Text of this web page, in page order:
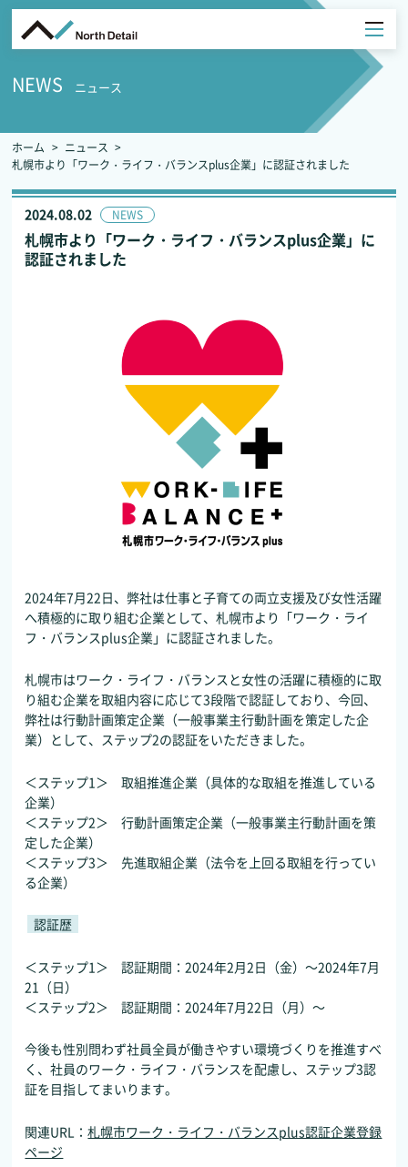
NEWS ニュース
ホーム
ニュース
札幌市より「ワーク・ライフ・バランスplus企業」に認証されました
2024.08.02 NEWS
札幌市より「ワーク・ライフ・バランスplus企業」に
認証されました
2024年7月22日、弊社は仕事と子育ての両立支援及び女性活躍
へ積極的に取り組む企業として、札幌市より「ワーク・ライ
フ・バランスplus企業」に認証されました。
札幌市はワーク・ライフ・バランスと女性の活躍に積極的に取
り組む企業を取組内容に応じて3段階で認証しており、今回、
弊社は行動計画策定企業（一般事業主行動計画を策定した企
業）として、ステップ2の認証をいただきました。
＜ステップ1＞ 取組推進企業（具体的な取組を推進している
企業）
＜ステップ2＞ 行動計画策定企業（一般事業主行動計画を策
定した企業）
＜ステップ3＞ 先進取組企業（法令を上回る取組を行ってい
る企業）
認証歴
＜ステップ1＞ 認証期間：2024年2月2日（金）～2024年7月
21（日）
＜ステップ2＞ 認証期間：2024年7月22日（月）～
今後も性別問わず社員全員が働きやすい環境づくりを推進すべ
く、社員のワーク・ライフ・バランスを配慮し、ステップ3認
証を目指してまいります。
関連URL：札幌市ワーク・ライフ・バランスplus認証企業登録
ページ